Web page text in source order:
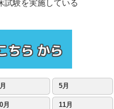
試験を実施している
5月
月 11月